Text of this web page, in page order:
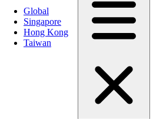
Global
Singapore
Hong Kong
Taiwan